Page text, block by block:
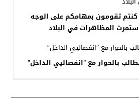
كنتم تقومون بمهامكم على الوجه
المظاهرات في البلاد
بالحوار مع “انفصاليي الداخل”